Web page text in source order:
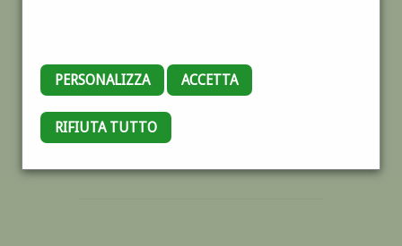
PERSONALIZZA ACCETTA
RIFIUTA TUTTO